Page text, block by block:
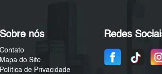
Sobre nós
Contato
Mapa do Site
Política de Privacidade
Redes